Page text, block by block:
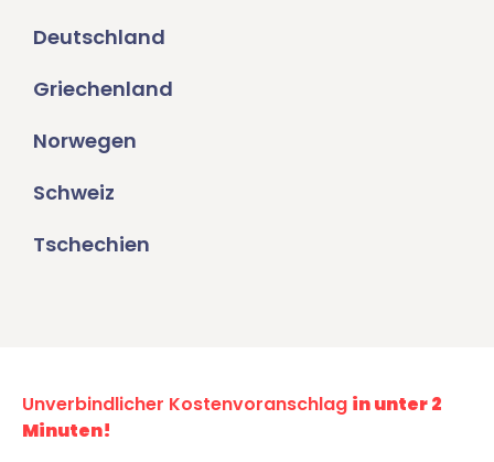
Deutschland
Griechenland
Norwegen
Schweiz
Tschechien
Unverbindlicher Kostenvoranschlag in unter 2
Minuten!